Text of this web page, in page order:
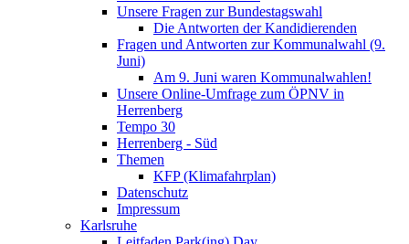
Unsere Fragen zur Bundestagswahl
Die Antworten der Kandidierenden
Fragen und Antworten zur Kommunalwahl (9.
Juni)
Am 9. Juni waren Kommunalwahlen!
Unsere Online-Umfrage zum ÖPNV in
Herrenberg
Tempo 30
Herrenberg - Süd
Themen
KFP (Klimafahrplan)
Datenschutz
Impressum
Karlsruhe